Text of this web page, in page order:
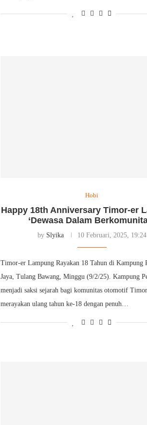
Hobi
Happy 18th Anniversary Timor-er
‘Dewasa Dalam
by Slyika 10 Februari, 2025, 19:24
Timor-er Lampung Rayakan 18 Tahun di Kampung
Jaya, Tulang Bawang, Minggu (9/2/25). Kampung
menjadi saksi sejarah bagi komunitas otomotif
merayakan ulang tahun ke-18 dengan penuh…